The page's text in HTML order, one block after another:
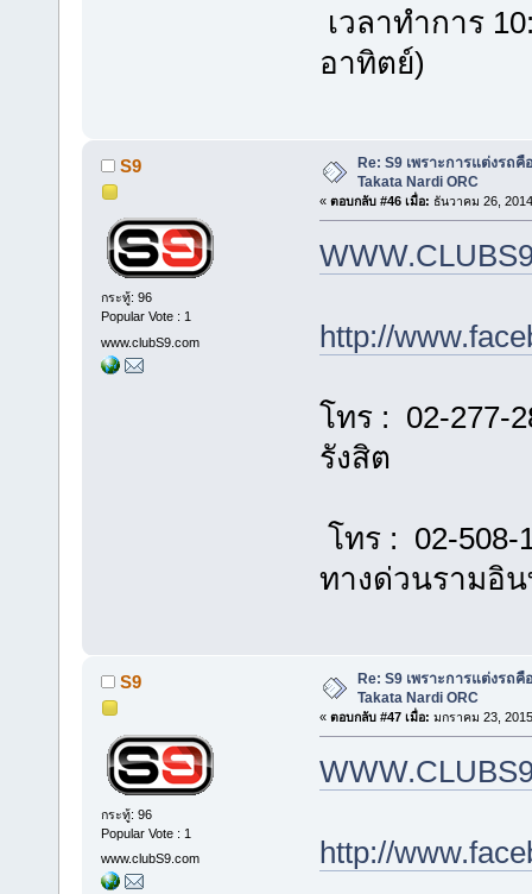
เวลาทำการ
อาทิตย์)
S9
กระทู้: 96
Popular Vote : 1
www.clubS9.com
Re: S9 เพราะการแต่งรถ
Takata Nardi ORC
« ตอบกลับ #46 เมื่อ: ธันวาคม 26,
http://
โทร : 02-277-
รังสิต
โทร : 02-508-
ทางด่วนรามอิ
S9
กระทู้: 96
Popular Vote : 1
www.clubS9.com
Re: S9 เพราะการแต่งรถ
Takata Nardi ORC
« ตอบกลับ #47 เมื่อ: มกราคม 23,
http://